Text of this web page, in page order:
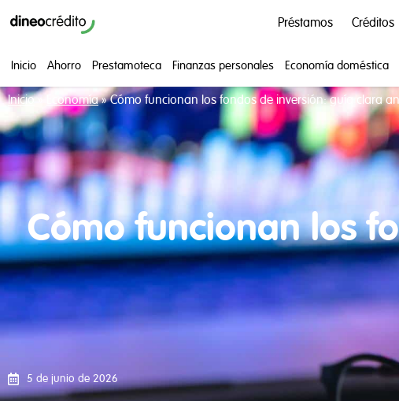
Préstamos Créditos
Inicio Ahorro Prestamoteca Finanzas personales Economía doméstica
Inicio» Economía»Cómo funcionan los fondos de inversión: guía clara
Cómo funcionan los
5 de junio de 2026